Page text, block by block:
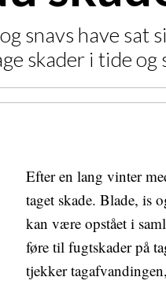
snavs have
skader i tide
Efter en lang vinter
taget skade. Blade, is
kan være opstået i
føre til fugtskader på
tjekker